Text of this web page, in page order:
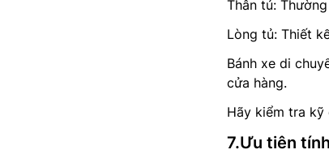
Thân tủ:
Lòng tủ: Thiết
Bánh xe di
cửa hàng.
Hãy kiểm tra kỹ
7.Ưu tiên